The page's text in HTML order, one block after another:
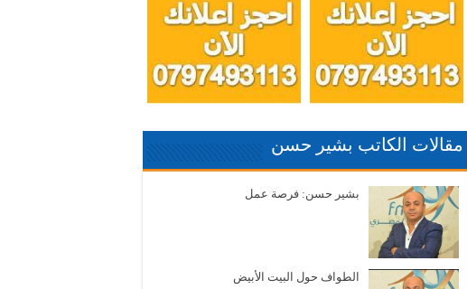
مقالات الكاتب بشير حسن
بشير حسن: فرصة عمل
الطواف حول البيت الأبيض